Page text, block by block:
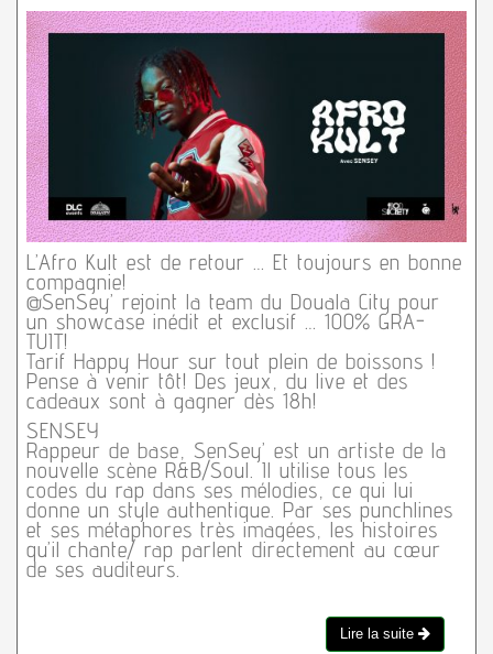
L’Afro Kult est de retour … Et toujours en bonne
compagnie!
@SenSey’ rejoint la team du Douala City pour
un showcase inédit et exclusif … 100% GRA-
TUIT!
Tarif Happy Hour sur tout plein de boissons !
Pense à venir tôt! Des jeux, du live et des
cadeaux sont à gagner dès 18h!
SENSEY
Rappeur de base, SenSey’ est un artiste de la
nouvelle scène R&B/Soul. Il utilise tous les
codes du rap dans ses mélodies, ce qui lui
donne un style authentique. Par ses punchlines
et ses métaphores très imagées, les histoires
qu’il chante/ rap parlent directement au cœur
de ses auditeurs.
Lire la suite